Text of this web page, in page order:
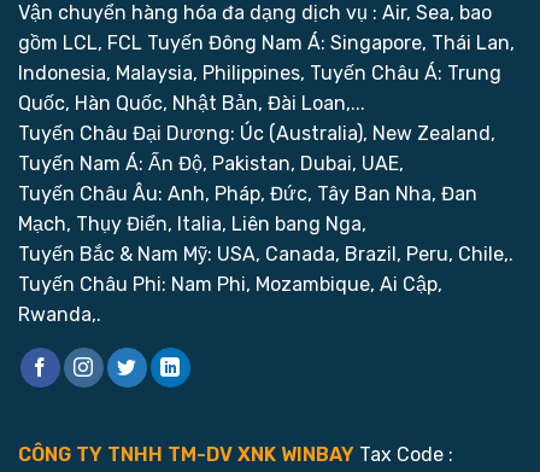
Vận chuyển hàng hóa đa dạng dịch vụ : Air, Sea, bao
gồm LCL, FCL Tuyến Đông Nam Á: Singapore, Thái Lan,
Indonesia, Malaysia, Philippines, Tuyến Châu Á: Trung
Quốc, Hàn Quốc, Nhật Bản, Đài Loan,...
Tuyến Châu Đại Dương: Úc (Australia), New Zealand,
Tuyến Nam Á: Ấn Độ, Pakistan, Dubai, UAE,
Tuyến Châu Âu: Anh, Pháp, Đức, Tây Ban Nha, Đan
Mạch, Thụy Điển, Italia, Liên bang Nga,
Tuyến Bắc & Nam Mỹ: USA, Canada, Brazil, Peru, Chile,.
Tuyến Châu Phi: Nam Phi, Mozambique, Ai Cập,
Rwanda,.
CÔNG TY TNHH TM-DV XNK WINBAY Tax Code :